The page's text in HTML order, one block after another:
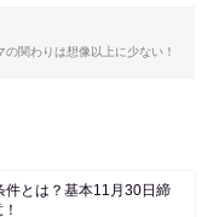
関わりは想像以上に少ない！
件とは？基本11月30日締